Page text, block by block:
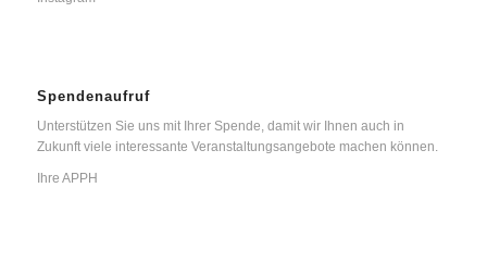
Spendenaufruf
Unterstützen Sie uns mit Ihrer Spende, damit wir Ihnen auch in
Zukunft viele interessante Veranstaltungsangebote machen können.
Ihre APPH